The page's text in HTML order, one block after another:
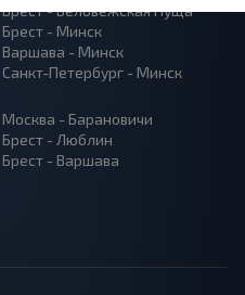
Брест - Беловежская Пуща
Брест - Минск
Варшава - Минск
Санкт-Петербург - Минск
Москва - Барановичи
Брест - Люблин
Брест - Варшава